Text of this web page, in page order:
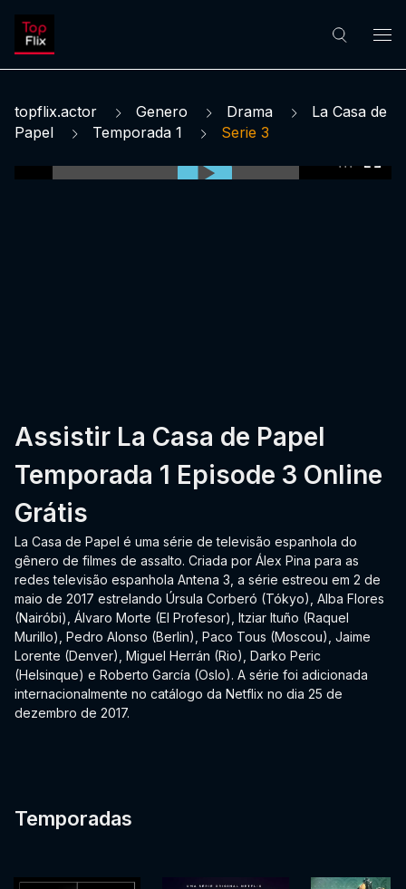
topflix.actor Genero Drama
La Casa de
Papel
Temporada 1 Serie 3
Assistir La Casa de Papel
Temporada 1 Episode 3 Online
Grátis
La Casa de Papel é uma série de televisão espanhola do
gênero de filmes de assalto. Criada por Álex Pina para as
redes televisão espanhola Antena 3, a série estreou em 2 de
maio de 2017 estrelando Úrsula Corberó (Tókyo), Alba Flores
(Nairóbi), Álvaro Morte (El Profesor), Itziar Ituño (Raquel
Murillo), Pedro Alonso (Berlin), Paco Tous (Moscou), Jaime
Lorente (Denver), Miguel Herrán (Rio), Darko Peric
(Helsinque) e Roberto García (Oslo). A série foi adicionada
internacionalmente no catálogo da Netflix no dia 25 de
dezembro de 2017.
Temporadas